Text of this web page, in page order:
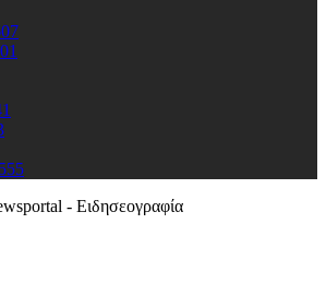
- Ειδησεογραφία